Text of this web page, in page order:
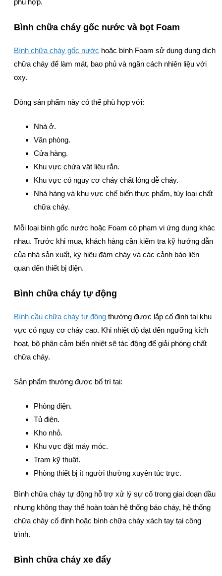
phù hợp.
Bình chữa cháy gốc nước và bọt Foam
Bình chữa cháy gốc nước hoặc bình Foam sử dụng dung dịch
chữa cháy để làm mát, bao phủ và ngăn cách nhiên liệu với
oxy.
Dòng sản phẩm này có thể phù hợp với:
Nhà ở.
Văn phòng.
Cửa hàng.
Khu vực chứa vật liệu rắn.
Khu vực có nguy cơ cháy chất lỏng dễ cháy.
Nhà hàng và khu vực chế biến thực phẩm, tùy loại chất
chữa cháy.
Mỗi loại bình gốc nước hoặc Foam có phạm vi ứng dụng khác
nhau. Trước khi mua, khách hàng cần kiểm tra kỹ hướng dẫn
của nhà sản xuất, ký hiệu đám cháy và các cảnh báo liên
quan đến thiết bị điện.
Bình chữa cháy tự động
Bình cầu chữa cháy tự động thường được lắp cố định tại khu
vực có nguy cơ cháy cao. Khi nhiệt độ đạt đến ngưỡng kích
hoạt, bộ phận cảm biến nhiệt sẽ tác động để giải phóng chất
chữa cháy.
Sản phẩm thường được bố trí tại:
Phòng điện.
Tủ điện.
Kho nhỏ.
Khu vực đặt máy móc.
Trạm kỹ thuật.
Phòng thiết bị ít người thường xuyên túc trực.
Bình chữa cháy tự động hỗ trợ xử lý sự cố trong giai đoạn đầu
nhưng không thay thế hoàn toàn hệ thống báo cháy, hệ thống
chữa cháy cố định hoặc bình chữa cháy xách tay tại công
trình.
Bình chữa cháy xe đẩy